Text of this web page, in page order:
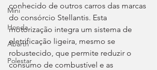
Mini
Honda
Abarth
Polestar
conhecido de outros carros das marcas
do consórcio Stellantis. Esta
motorização integra um sistema de
eletrificação ligeira, mesmo se
robustecido, que permite reduzir o
consumo de combustível e as